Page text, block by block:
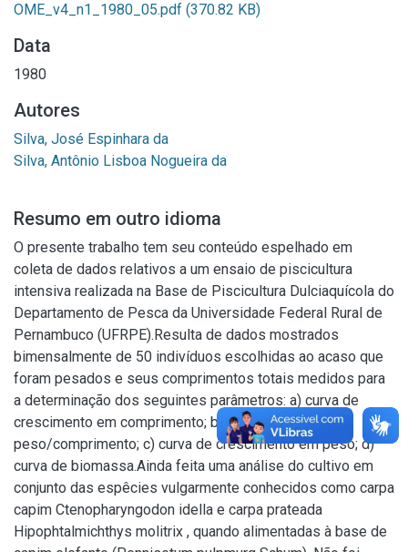
OME_v4_n1_1980_05.pdf (370.82 KB)
Data
1980
Autores
Silva, José Espinhara da
Silva, Antônio Lisboa Nogueira da
Resumo em outro idioma
O presente trabalho tem seu conteúdo espelhado em
coleta de dados relativos a um ensaio de piscicultura
intensiva realizada na Base de Piscicultura Dulciaquícola do
Departamento de Pesca da Universidade Federal Rural de
Pernambuco (UFRPE).Resulta de dados mostrados
bimensalmente de 50 indivíduos escolhidas ao acaso que
foram pesados e seus comprimentos totais medidos para
a determinação dos seguintes parâmetros: a) curva de
crescimento em comprimento; b) relação
peso/comprimento; c) curva de crescimento em peso; d)
curva de biomassa.Ainda feita uma análise do cultivo em
conjunto das espêcies vulgarmente conhecidos como carpa
capim Ctenopharyngodon idella e carpa prateada
Hipophtalmichthys molitrix , quando alimentadas à base de